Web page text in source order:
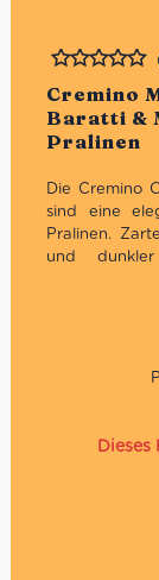
Cremino
Baratti &
Pralinen
Bewertet
Die Cremino
sind eine
Pralinen.
und